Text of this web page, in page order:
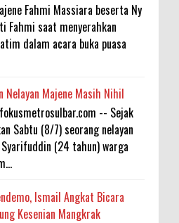
Fahmi Massiara beserta Ny
Fahmi saat menyerahkan
dalam acara buka puasa
Nelayan Majene Masih Nihil
-- Sejak
Sabtu (8/7) seorang nelayan
(24 tahun) warga
Ismail Angkat Bicara
Kesenian Mangkrak